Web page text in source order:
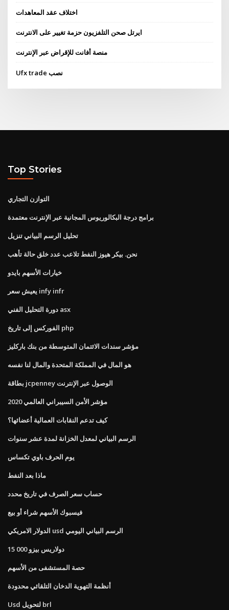
اختلاف عقد المعاهدات
ايرتل صحن التلفزيون حزمة تغيير على الانترنت
منصة أفانت للإقراض عبر الإنترنت
Ufx trade نصب
Top Stories
التوازن التجاري
برامج درجة البكالوريوس المجانية عبر الإنترنت معتمدة
تحليل الرسم البياني تنزيل
نحن. بيكر هيوز النفط تلاعب عدد خلق حالة تأهب
خيارات الأسهم بايدو
يعيش سعر infy infr
دورة التحليل الفني asx
الفوركس إلى تاريخ php
مؤشر سندات الائتمان المتوسطة من بنك باركليز
هو المال في المملكة المتحدة والمال لنا نفسه
بطاقة jcpenney الوصول عبر الإنترنت
مؤشر الأمن السيبراني العالمي 2020
كيف تدعم النقابات العمالية أعضائها؟
الرسم البياني لمعدل الخزانة لمدة عشر سنوات
يوم الحرف باوي تكساس
ماذا بعد النفط
حساب سعر الصرف في تاريخ محدد
فيسبوك الأسهم شراء أو بيع
الدولار الامريكي usd الرسم البياني اليومي
15 000 دولاريس بيزو
حصة المستشفى من الأسهم
أنظمة التهوية الدخان التلقائي محدودة
Usd لتحويل brl